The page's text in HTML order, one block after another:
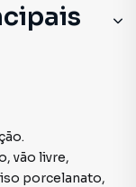
vão livre,